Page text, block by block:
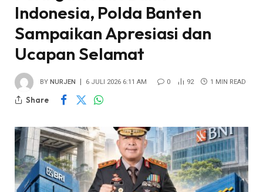
Indonesia, Polda Banten
Sampaikan Apresiasi dan
Ucapan Selamat
BY NURJEN 6 JULI 2026 6:11 AM 0 92 1 MIN READ
Share